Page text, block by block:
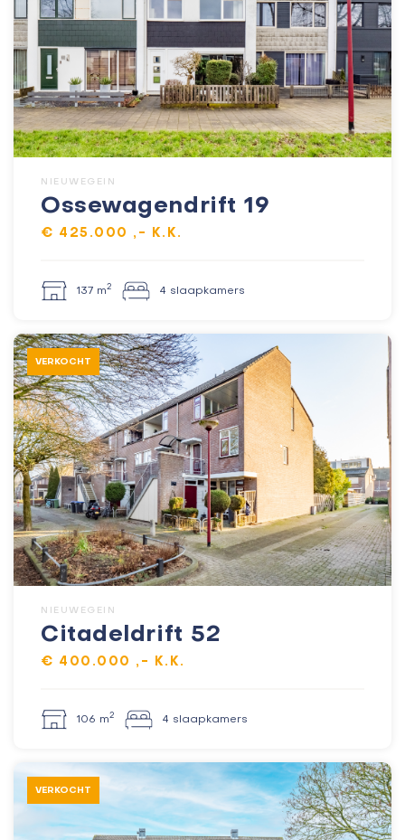
NIEUWEGEIN
Ossewagendrift 19
€ 425.000 ,- K.K.
137 m2 4 slaapkamers
VERKOCHT
NIEUWEGEIN
Citadeldrift 52
€ 400.000 ,- K.K.
106 m2 4 slaapkamers
VERKOCHT